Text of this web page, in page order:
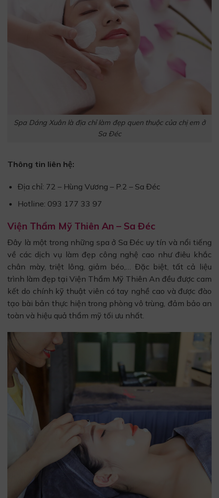
Spa Dáng Xuân là địa chỉ làm đẹp quen thuộc của chị em ở
Sa Đéc
Thông tin liên hệ:
Địa chỉ: 72 – Hùng Vương – P.2 – Sa Đéc
Hotline: 093 177 33 97
Viện Thẩm Mỹ Thiên An – Sa Đéc
Đây là một trong những spa ở Sa Đéc uy tín và nổi tiếng
về các dịch vụ làm đẹp công nghệ cao như điêu khắc
chân mày, triệt lông, giảm béo,… Đặc biệt, tất cả liệu
trình làm đẹp tại Viện Thẩm Mỹ Thiên An đều được cam
kết do chính kỹ thuật viên có tay nghề cao và được đào
tạo bài bản thực hiện trong phòng vô trùng, đảm bảo an
toàn và hiệu quả thẩm mỹ tối ưu nhất.